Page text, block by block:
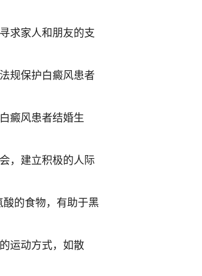
求家人和朋友的支
规保护白癜风患者
癜风患者结婚生
，建立积极的人际
的食物，有助于黑
运动方式，如散